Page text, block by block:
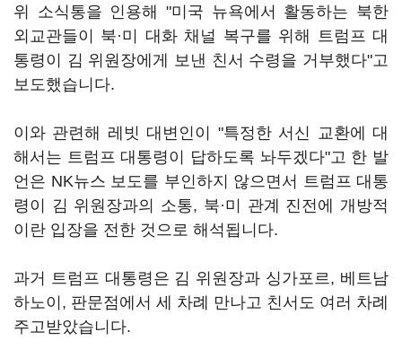
위 소식통을 인용해 "미국 뉴욕에서 활동하는 북한
외교관들이 북·미 대화 채널 복구를 위해 트럼프 대
통령이 김 위원장에게 보낸 친서 수령을 거부했다"고
보도했습니다.
이와 관련해 레빗 대변인이 "특정한 서신 교환에 대
해서는 트럼프 대통령이 답하도록 놔두겠다"고 한 발
언은 NK뉴스 보도를 부인하지 않으면서 트럼프 대통
령이 김 위원장과의 소통, 북·미 관계 진전에 개방적
이란 입장을 전한 것으로 해석됩니다.
과거 트럼프 대통령은 김 위원장과 싱가포르, 베트남
하노이, 판문점에서 세 차례 만나고 친서도 여러 차례
주고받았습니다.